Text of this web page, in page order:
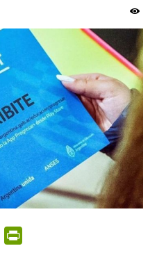
Copy